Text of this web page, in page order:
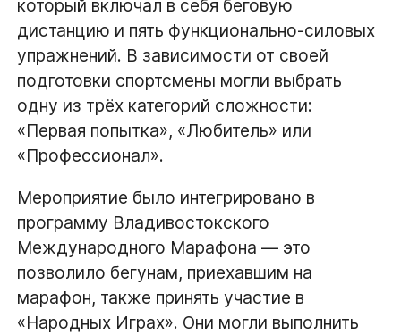
который включал в себя беговую
дистанцию и пять функционально-силовых
упражнений. В зависимости от своей
подготовки спортсмены могли выбрать
одну из трёх категорий сложности:
«Первая попытка», «Любитель» или
«Профессионал».
Мероприятие было интегрировано в
программу Владивостокского
Международного Марафона — это
позволило бегунам, приехавшим на
марафон, также принять участие в
«Народных Играх». Они могли выполнить